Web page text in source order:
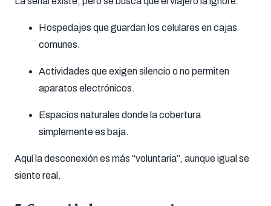
Hospedajes que guardan los celulares en cajas
comunes.
Actividades que exigen silencio o no permiten
aparatos electrónicos.
Espacios naturales donde la cobertura
simplemente es baja.
Aquí la desconexión es más “voluntaria”, aunque igual se
siente real.